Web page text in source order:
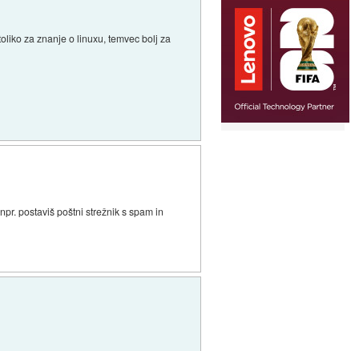
za znanje o linuxu, temvec bolj za
postaviš poštni strežnik s spam in